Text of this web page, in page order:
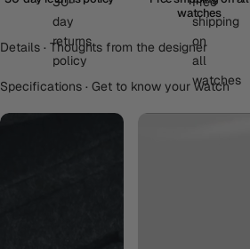
watches
Details · Thoughts from the designer
Specifications · Get to know your watch